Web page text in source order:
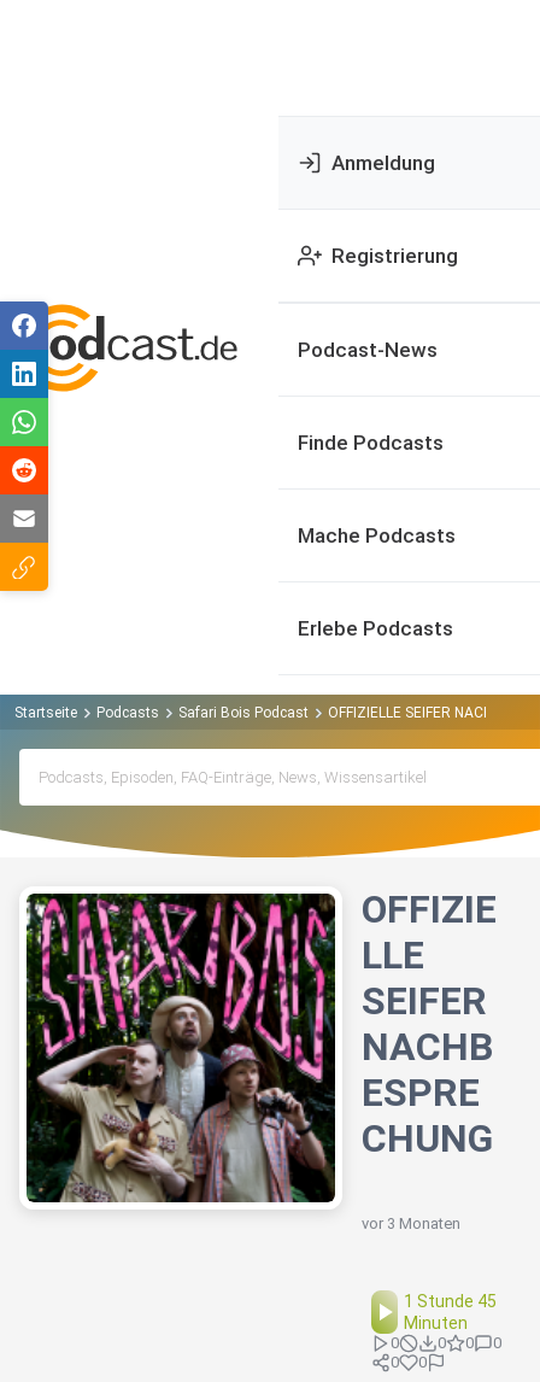
Anmeldung
Registrierung
Podcast-News
Finde Podcasts
Mache Podcasts
Erlebe Podcasts
Startseite Podcasts Safari Bois Podcast OFFIZIELLE SEIFER
OFFIZIE
LLE
SEIFER
NACHB
ESPRE
CHUNG
vor 3 Monaten
1 Stunde 45
Minuten
0 0 0
0
0
0